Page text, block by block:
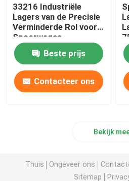
33216 Industriële
Lagers van de Precisie
Verminderde Rol voor
Spoorwegas
80x140x46
Beste prijs
Contacteer ons
Bekijk
Thuis Ongeveer ons
Sitemap